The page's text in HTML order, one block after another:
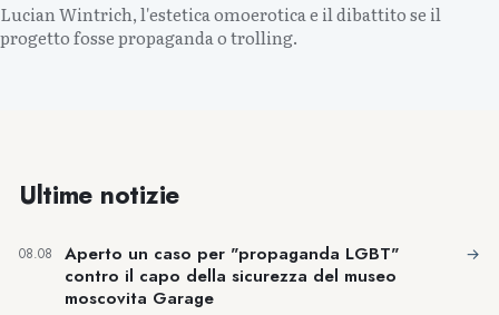
Lucian Wintrich, l'estetica omoerotica e il dibattito se il
progetto fosse propaganda o trolling.
Ultime notizie
08.08
Aperto un caso per "propaganda LGBT"
contro il capo della sicurezza del museo
moscovita Garage
→